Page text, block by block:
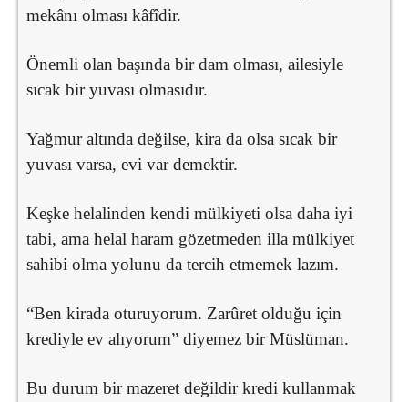
mekânı olması kâfîdir.
Önemli olan başında bir dam olması, ailesiyle
sıcak bir yuvası olmasıdır.
Yağmur altında değilse, kira da olsa sıcak bir
yuvası varsa, evi var demektir.
Keşke helalinden kendi mülkiyeti olsa daha iyi
tabi, ama helal haram gözetmeden illa mülkiyet
sahibi olma yolunu da tercih etmemek lazım.
“Ben kirada oturuyorum. Zarûret olduğu için
krediyle ev alıyorum” diyemez bir Müslüman.
Bu durum bir mazeret değildir kredi kullanmak